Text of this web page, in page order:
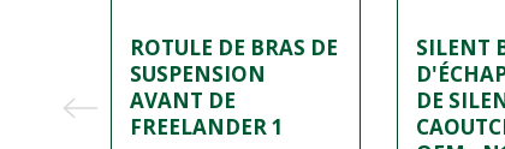
ROTULE DE BRAS DE
SUSPENSION
AVANT DE
FREELANDER 1
SILENT
DE